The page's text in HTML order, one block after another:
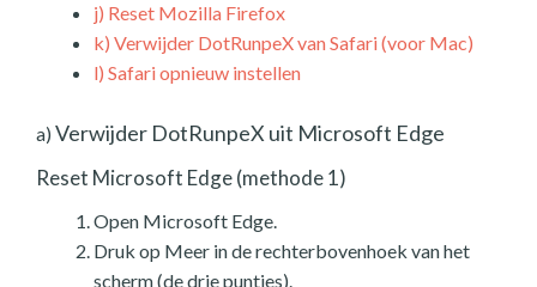
j) Reset Mozilla Firefox
k) Verwijder DotRunpeX van Safari (voor Mac)
l) Safari opnieuw instellen
a) Verwijder DotRunpeX uit Microsoft Edge
Reset Microsoft Edge (methode 1)
Open Microsoft Edge.
Druk op Meer in de rechterbovenhoek van het
scherm (de drie puntjes).